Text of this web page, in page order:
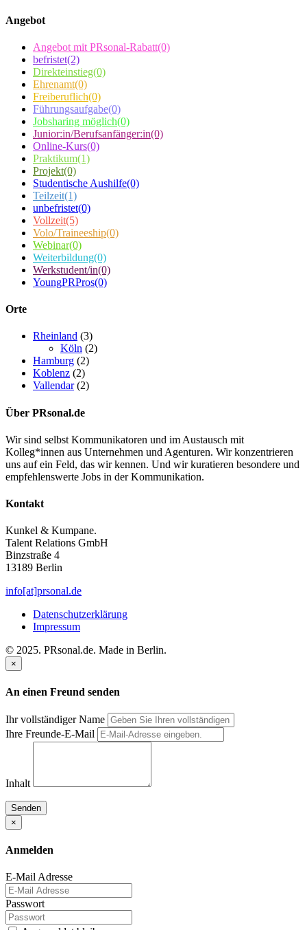
Angebot
Angebot mit PRsonal-Rabatt(0)
befristet(2)
Direkteinstieg(0)
Ehrenamt(0)
Freiberuflich(0)
Führungsaufgabe(0)
Jobsharing möglich(0)
Junior:in/Berufsanfänger:in(0)
Online-Kurs(0)
Praktikum(1)
Projekt(0)
Studentische Aushilfe(0)
Teilzeit(1)
unbefristet(0)
Vollzeit(5)
Volo/Traineeship(0)
Webinar(0)
Weiterbildung(0)
Werkstudent/in(0)
YoungPRPros(0)
Orte
Rheinland (3)
Köln (2)
Hamburg (2)
Koblenz (2)
Vallendar(2)
Über PRsonal.de
Wir sind selbst Kommunikatoren und im Austausch mit
Kolleg*innen aus Unternehmen und Agenturen. Wir konzentrieren
uns auf ein Feld, das wir kennen. Und wir kuratieren besondere und
empfehlenswerte Jobs in der Kommunikation.
Kontakt
Kunkel & Kumpane.
Talent Relations GmbH
Binzstraße 4
13189 Berlin
info[at]prsonal.de
Datenschutzerklärung
Impressum
© 2025. PRsonal.de. Made in Berlin.
×
An einen Freund senden
Ihr vollständiger Name
Ihre Freunde-E-Mail
Inhalt
Senden
×
Anmelden
E-Mail Adresse
Passwort